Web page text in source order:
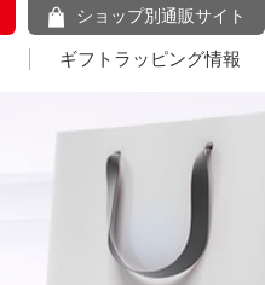
ショップ別通販サイト
ギフトラッピング情報